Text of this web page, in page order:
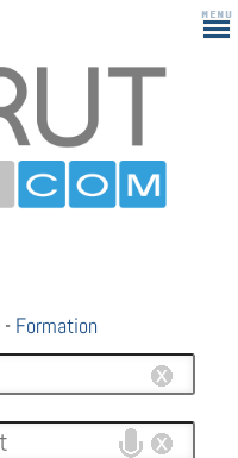
- Formation